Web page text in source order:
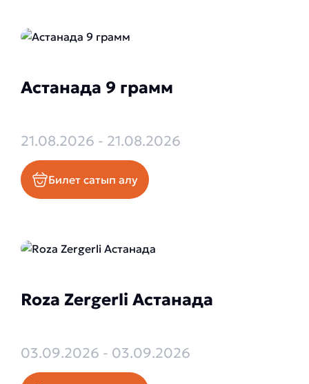
Астанада 9 грамм
21.08.2026 - 21.08.2026
Билет сатып алу
Roza Zergerli Астанада
03.09.2026 - 03.09.2026